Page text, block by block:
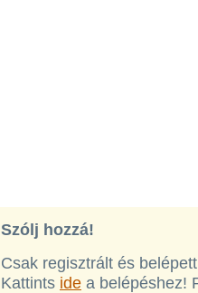
Szólj hozzá!
Csak regisztrált és
Kattints ide a belépéshez!